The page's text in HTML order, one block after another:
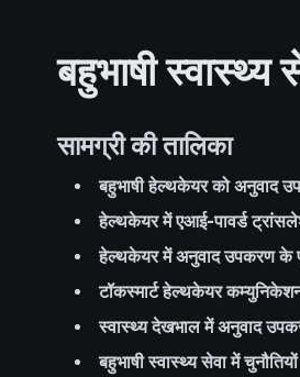
बहुभाषी
सामग्री की तालिका
बहुभाषी हेल्थकेयर को अनुवाद
हेल्थकेयर में एआई-पावर्ड
हेल्थकेयर में अनुवाद उपकरण के
टॉकस्मार्ट हेल्थकेयर
स्वास्थ्य देखभाल में अनुवाद
बहुभाषी स्वास्थ्य सेवा में